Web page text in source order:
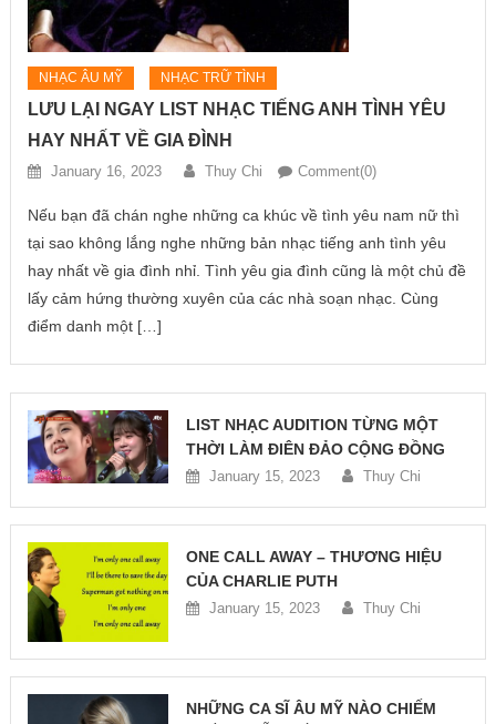
NHẠC ÂU MỸ NHẠC TRỮ TÌNH
LƯU LẠI NGAY LIST NHẠC TIẾNG ANH TÌNH YÊU
HAY NHẤT VỀ GIA ĐÌNH
January 16, 2023 Thuy Chi Comment(0)
Nếu bạn đã chán nghe những ca khúc về tình yêu nam nữ thì
tại sao không lắng nghe những bản nhạc tiếng anh tình yêu
hay nhất về gia đình nhỉ. Tình yêu gia đình cũng là một chủ đề
lấy cảm hứng thường xuyên của các nhà soạn nhạc. Cùng
điểm danh một […]
LIST NHẠC AUDITION TỪNG MỘT
THỜI LÀM ĐIÊN ĐẢO CỘNG ĐỒNG
January 15, 2023 Thuy Chi
ONE CALL AWAY – THƯƠNG HIỆU
CỦA CHARLIE PUTH
January 15, 2023 Thuy Chi
NHỮNG CA SĨ ÂU MỸ NÀO CHIẾM